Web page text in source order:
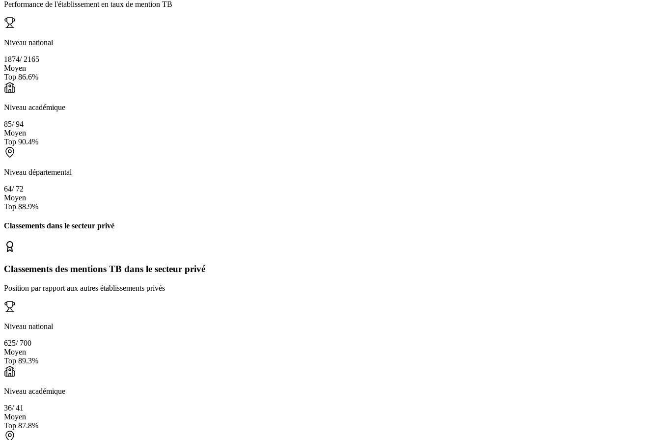
Performance de l'établissement en taux de mention TB
Niveau national
1874/ 2165
Moyen
Top 86.6%
Niveau académique
85/94
Moyen
Top 90.4%
Niveau départemental
64/ 72
Moyen
Top 88.9%
Classements dans le secteur privé
Classements des mentions TB dans le secteur privé
Position par rapport aux autres établissements privés
Niveau national
625/ 700
Moyen
Top 89.3%
Niveau académique
36/41
Moyen
Top 87.8%